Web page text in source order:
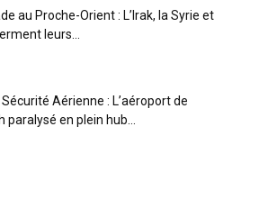
au Proche-Orient : L’Irak, la Syrie et
leurs...
Aérienne : L’aéroport de
paralysé en plein hub...